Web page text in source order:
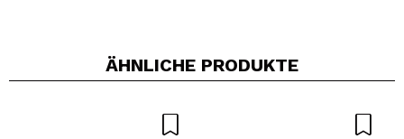
Ein Video oder Foto teilen
ÄHNLICHE PRODUKTE